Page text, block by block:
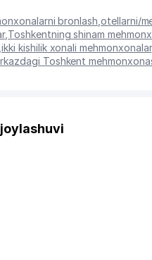
bronlash ,otellarni/
, Toshkentning shinam
ikki kishilik xonali mehmonxonalar
Toshkent
joylashuvi